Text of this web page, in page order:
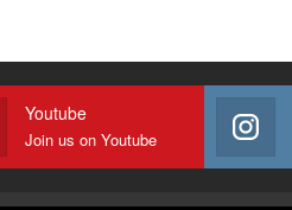
Youtube
Join us on Youtube